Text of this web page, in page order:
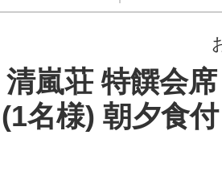
清嵐荘 特饌会
名様) 朝夕食